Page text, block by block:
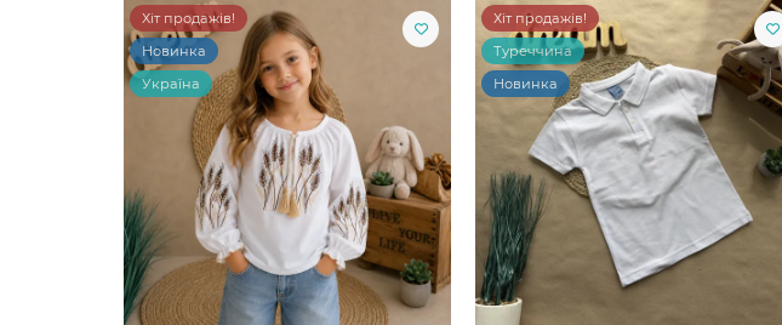
Хіт продажів!
Новинка
Україна
Хіт продажів!
Туреччина
Новинка